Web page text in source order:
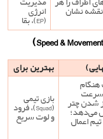
نقشه نشان انرژی
(EP)، بقا
بهترین برای
و سرعت
شدن چتر
می‌دهد؛
اعمال
بازی تیمی
(Squad)، فرود
و لوت سریع